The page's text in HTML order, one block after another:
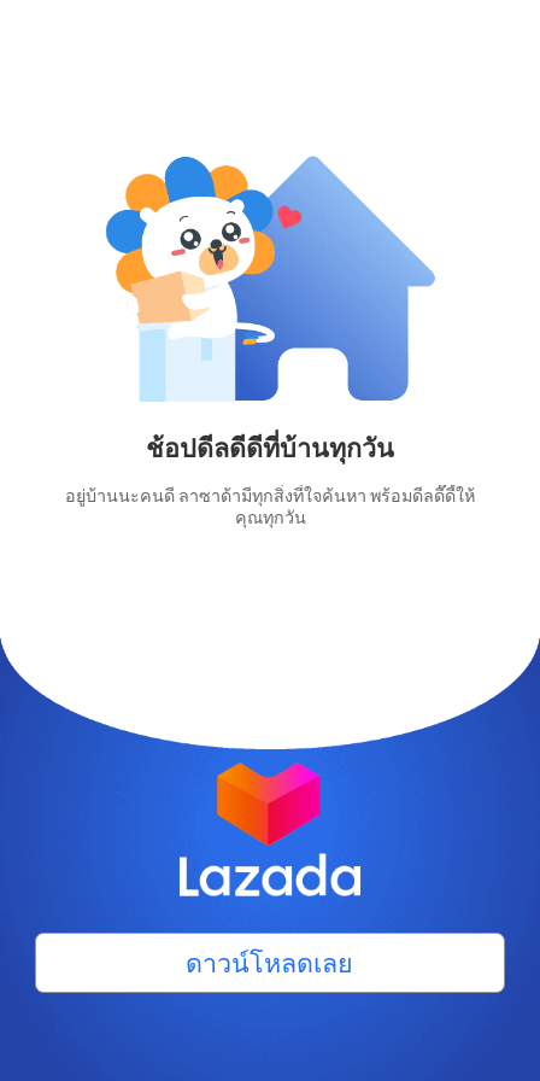
ช้อปดีลดีดีที่บ้านทุกวัน
อยู่บ้านนะคนดี ลาซาด้ามีทุกสิ่งที่ใจค้นหา พร้อมดีลดี๊ดี้ให้
คุณทุกวัน
ดาวน์โหลดเลย